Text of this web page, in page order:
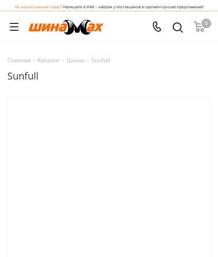
0
Главная - Каталог - Шины - Sunfull
Sunfull